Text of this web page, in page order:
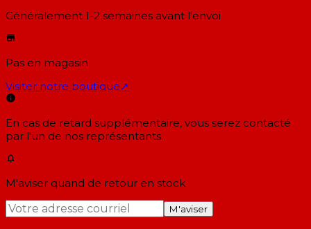
Généralement 1-2 semaines avant l'envoi
Pas en magasin
Visiter notre boutique↗
En cas de retard supplémentaire, vous serez contacté
par l'un de nos représentants.
M'aviser quand de retour en stock
M'aviser